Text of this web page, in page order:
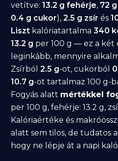
vetítve:13.2 g fehérje, 72
0.4 g cukor),2.5 g zsír és
Liszt kalóriatartalma340
13.2 g per 100 g — ez a két
leginkább, mennyire
Zsírból2.5 g-ot, cukorból
10.7 g-ot tartalmaz 100 g-
Fogyás alatt mértékkel
per 100 g, fehérje: 13.2 g,
Kalóriaértéke és
alatt sem tilos, de tudatos
hogy ne lépje át a napi